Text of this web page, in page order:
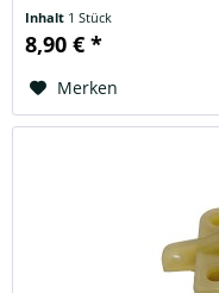
Inhalt 1 Stück
8,90 € *
Merken